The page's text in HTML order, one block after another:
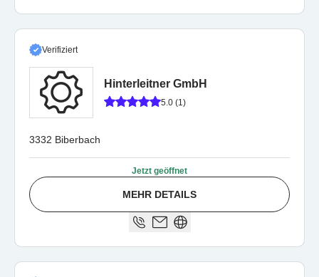
Verifiziert
Hinterleitner GmbH
5.0 (1)
3332 Biberbach
Jetzt geöffnet
MEHR DETAILS